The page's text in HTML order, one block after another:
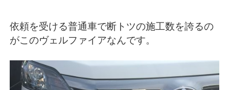
依頼を受ける普通車で断トツの施工数を誇るの
がこのヴェルファイアなんです。